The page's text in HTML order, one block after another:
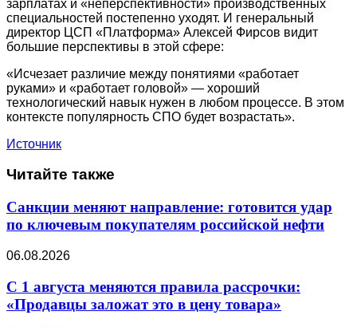
зарплатах и «неперспективности» производственных
специальностей постепенно уходят. И генеральный
директор ЦСП «Платформа» Алексей Фирсов видит
большие перспективы в этой сфере:
«Исчезает различие между понятиями «работает
руками» и «работает головой» — хороший
технологический навык нужен в любом процессе. В этом
контексте популярность СПО будет возрастать».
Источник
Читайте также
Санкции меняют направление: готовится удар
по ключевым покупателям российской нефти
06.08.2026
С 1 августа меняются правила рассрочки:
«Продавцы заложат это в цену товара»